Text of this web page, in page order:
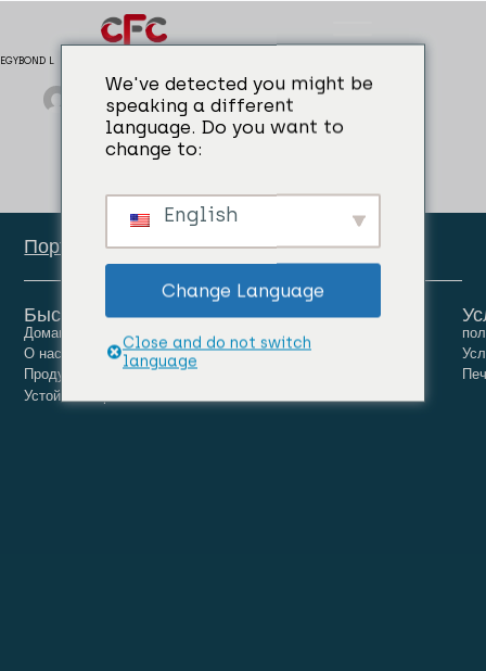
EGYBOND L
admin 04/04/2024 Ремонт бетона
Портал сотрудников
Быстрые ссылки
Домашняя страница
О нас
Продукты
Устойчивое развитие
НовостиСвязаться с нами
We've detected you might be
speaking a different
language. Do you want to
change to:
English
Change Language
Close and do not switch
language